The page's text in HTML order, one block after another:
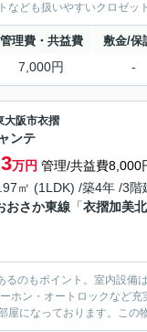
なども扱いやすいクロゼ
管理費・共益費 敷金/保
7,000円 -
大阪市衣摺
ンテ
万円 管理/共益費8,000
㎡ (1LDK) /築4年 /3階
おさか東線 「衣摺加美北
のもポイント。室内設
ホン・オートロックなど
屋になっております。こ